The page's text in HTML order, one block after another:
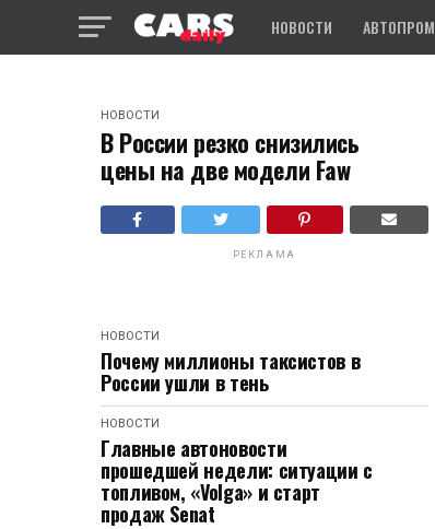
НОВОСТИ АВТОПРОМ
НОВОСТИ
В России резко снизились
цены на две модели Faw
РЕКЛАМА
НОВОСТИ
Почему миллионы таксистов в
России ушли в тень
НОВОСТИ
Главные автоновости
прошедшей недели: ситуации с
топливом, «Volga» и старт
продаж Senat